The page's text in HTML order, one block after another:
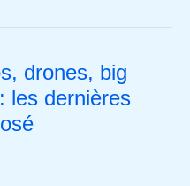
drones, big
les dernières